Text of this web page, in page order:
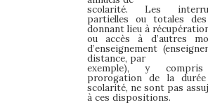
scolarité. Les
partielles ou totales
donnant lieu à
ou accès à d’autres
d’enseignement
distance, par
exemple), y
prorogation de la
scolarité, ne sont pas
à ces dispositions.